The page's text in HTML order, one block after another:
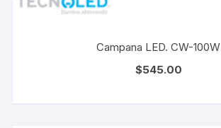
Campana LED. CW-100W
$545.00